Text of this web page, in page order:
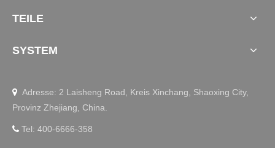
TEILE
SYSTEM
 Adresse: 2 Laisheng Road, Kreis Xinchang, Shaoxing City,
Provinz Zhejiang, China.
 Tel: 400-6666-358